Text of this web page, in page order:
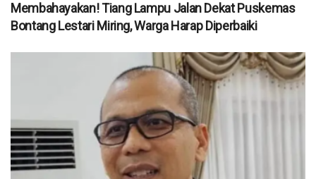
Membahayakan! Tiang Lampu Jalan Dekat Puskemas
Bontang Lestari Miring, Warga Harap Diperbaiki